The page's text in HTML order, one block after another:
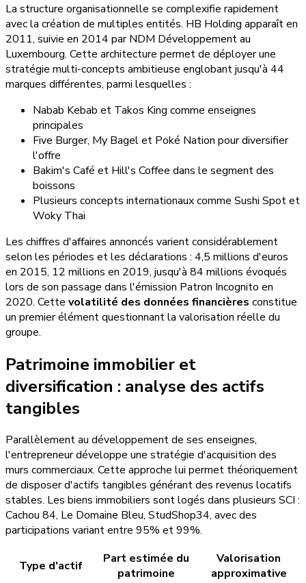
La structure organisationnelle se complexifie rapidement
avec la création de multiples entités. HB Holding apparaît en
2011, suivie en 2014 par NDM Développement au
Luxembourg. Cette architecture permet de déployer une
stratégie multi-concepts ambitieuse englobant jusqu'à 44
marques différentes, parmi lesquelles :
Nabab Kebab et Takos King comme enseignes
principales
Five Burger, My Bagel et Poké Nation pour diversifier
l'offre
Bakim's Café et Hill's Coffee dans le segment des
boissons
Plusieurs concepts internationaux comme Sushi Spot et
Woky Thai
Les chiffres d'affaires annoncés varient considérablement
selon les périodes et les déclarations : 4,5 millions d'euros
en 2015, 12 millions en 2019, jusqu'à 84 millions évoqués
lors de son passage dans l'émission Patron Incognito en
2020. Cette volatilité des données financières constitue
un premier élément questionnant la valorisation réelle du
groupe.
Patrimoine immobilier et
diversification : analyse des actifs
tangibles
Parallèlement au développement de ses enseignes,
l'entrepreneur développe une stratégie d'acquisition des
murs commerciaux. Cette approche lui permet théoriquement
de disposer d'actifs tangibles générant des revenus locatifs
stables. Les biens immobiliers sont logés dans plusieurs SCI :
Cachou 84, Le Domaine Bleu, StudShop34, avec des
participations variant entre 95% et 99%.
Type d'actif
Part estimée du
patrimoine
Valorisation
approximative